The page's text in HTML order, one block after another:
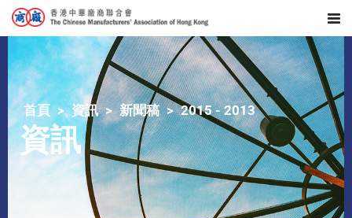
首頁 資訊 新聞稿 2015 - 2013
資訊